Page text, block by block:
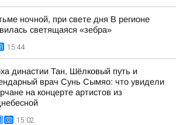
ночной, при свете дня В регионе
светящаяся «зебра»
15:44
династии Тан, Шёлковый путь и
врач Сунь Сымяо: что увидели
на концерте артистов из
15:02